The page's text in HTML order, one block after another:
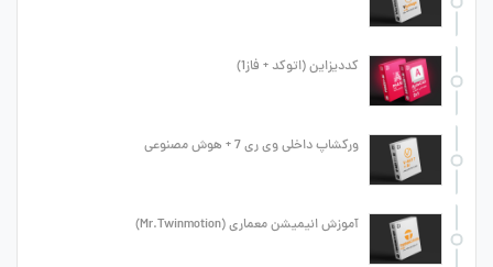
کددیزاین (اتوکد + فاز1)
ورکشاپ داخلی وی ری 7 + هوش مصنوعی
آموزش انیمیشن معماری (Mr.Twinmotion)